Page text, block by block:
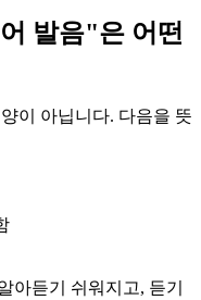
발음"은 어떤
이 아닙니다. 다음을 뜻
아듣기 쉬워지고, 듣기